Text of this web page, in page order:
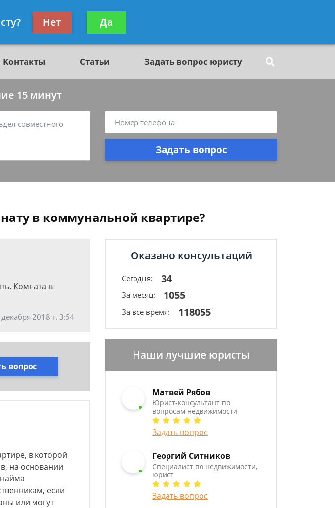
Получите консультацию
бесплатно
Контакты Статьи Задать вопрос юристу
15 минут
Задать вопрос
в коммунальной квартире?
Комната в
2018 г. 3:54
вопрос
в которой
на основании
если
или могут
Оказано консультаций
Сегодня: 34
За месяц: 1055
За все время: 118055
Наши лучшие юристы
Матвей Рябов
Юрист-консультант по
вопросам недвижимости
Задать вопрос
Георгий Ситников
Специалист по недвижимости,
юрист
Задать вопрос
Нет Да